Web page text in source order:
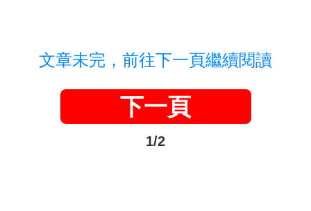
文章未完，前往下一頁繼續閱讀
下一頁
1/2